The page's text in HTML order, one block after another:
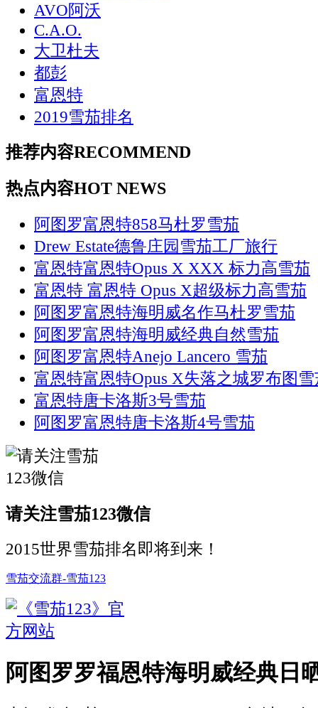
AVO阿沃
C.A.O.
大卫杜夫
都彭
富恩特
2019雪茄排名
推荐内容RECOMMEND
热点内容HOT NEWS
阿图罗富恩特858马杜罗雪茄
Drew Estate德鲁庄园雪茄工厂旅行
富恩特富恩特Opus X XXX 标力高雪茄
富恩特 富恩特 Opus X超级标力高雪茄
阿图罗富恩特海明威名作马杜罗雪茄
阿图罗富恩特海明威经典自然雪茄
阿图罗富恩特Anejo Lancero 雪茄
富恩特富恩特Opus X失落之城罗布图雪
富恩特唐卡洛斯3号雪茄
阿图罗富恩特唐卡洛斯4号雪茄
请关注雪茄123微信
2015世界雪茄排名即将到来！
雪茄交流群-雪茄123
阿图罗罗福恩特海明威经典日